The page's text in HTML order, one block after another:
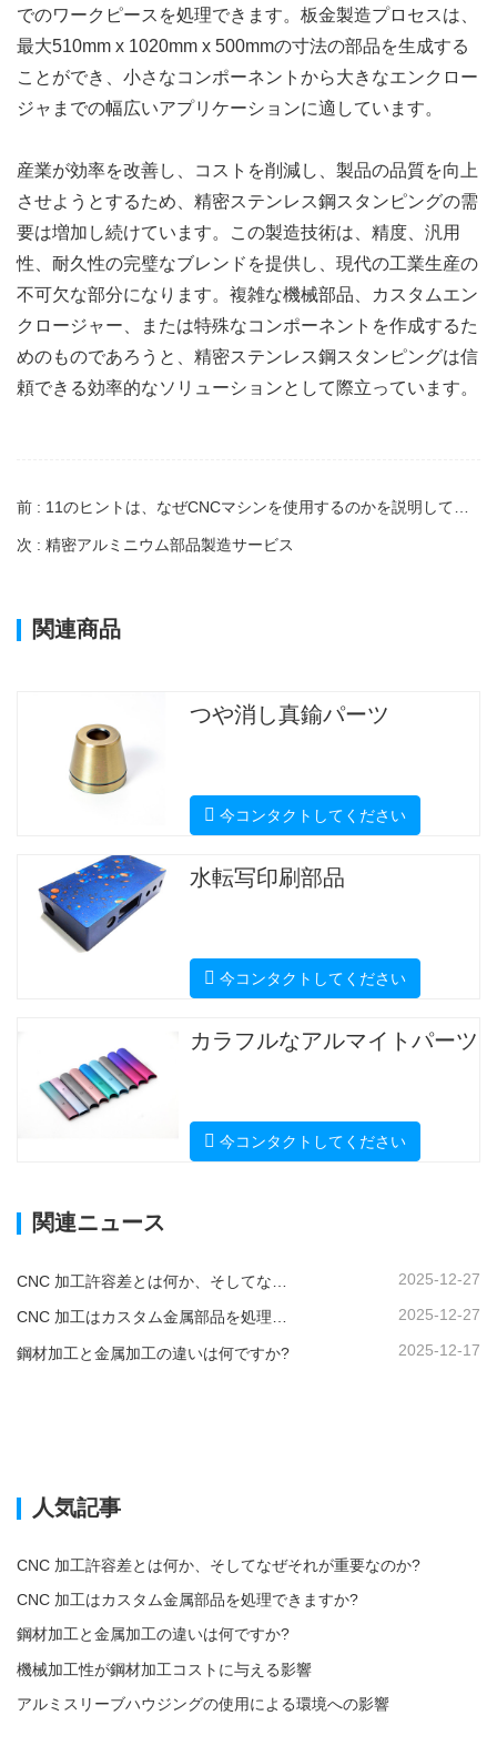
でのワークピースを処理できます。板金製造プロセスは、
最大510mm x 1020mm x 500mmの寸法の部品を生成する
ことができ、小さなコンポーネントから大きなエンクロー
ジャまでの幅広いアプリケーションに適しています。
産業が効率を改善し、コストを削減し、製品の品質を向上
させようとするため、精密ステンレス鋼スタンピングの需
要は増加し続けています。この製造技術は、精度、汎用
性、耐久性の完璧なブレンドを提供し、現代の工業生産の
不可欠な部分になります。複雑な機械部品、カスタムエン
クロージャー、または特殊なコンポーネントを作成するた
めのものであろうと、精密ステンレス鋼スタンピングは信
頼できる効率的なソリューションとして際立っています。
次 : 精密アルミニウム部品製造サービス
関連商品
つや消し真鍮パーツ
今コンタクトしてください
水転写印刷部品
今コンタクトしてください
カラフルなアルマイトパーツ
今コンタクトしてください
関連ニュース
2025-12-27
CNC 加工はカスタム金属部品を処理できますか? 2025-12-27
鋼材加工と金属加工の違いは何ですか? 2025-12-17
人気記事
CNC 加工許容差とは何か、そしてなぜそれが重要なのか?
CNC 加工はカスタム金属部品を処理できますか?
鋼材加工と金属加工の違いは何ですか?
機械加工性が鋼材加工コストに与える影響
アルミスリーブハウジングの使用による環境への影響